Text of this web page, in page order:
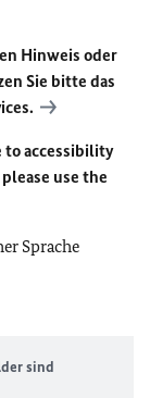
Hinweis oder
Sie bitte das
to accessibility
use the
Sprache
sind